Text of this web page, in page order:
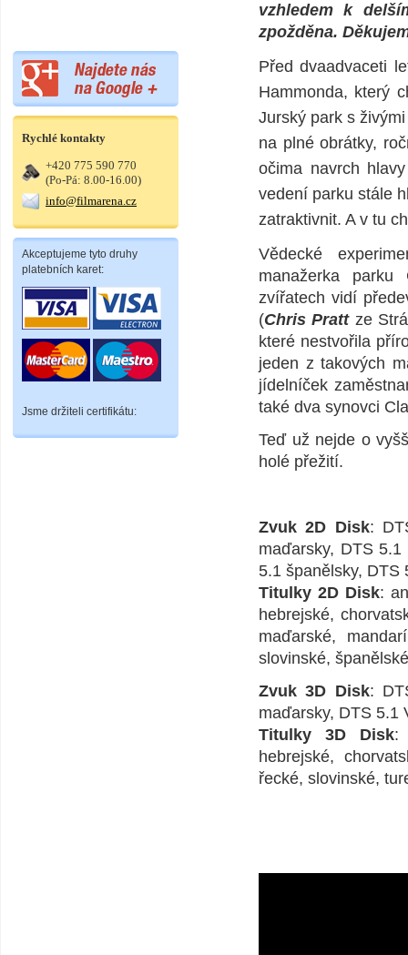
Rychlé kontakty
+420 775 590 770
(Po-Pá: 8.00-16.00)
info@filmarena.cz
Akceptujeme tyto druhy
platebních karet:
Jsme držiteli certifikátu:
vzhledem k
zpožděna.
Před dvaadvaceti
Hammonda, který
Jurský park s
na plné obrátky,
očima navrch
vedení parku stále
zatraktivnit. A v tu
Vědecké
manažerka
zvířatech vidí
(Chris Prattze
které nestvořila
jeden z takových
jídelníček
také dva synovci
Teď už nejde o
holé přežití.
Zvuk 2D Disk:
maďarsky, DTS
5.1 španělsky, DTS
Titulky 2D Disk:
hebrejské,
maďarské,
slovinské,
Zvuk 3D Disk:
maďarsky, DTS 5.1
Titulky 3D Disk:
hebrejské,
řecké, slovinské,